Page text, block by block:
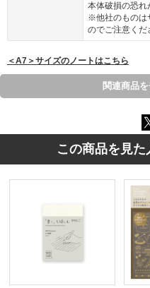
本体破損の恐れ
※他社のものは
のでご注意くだ
＜A7＞サイズのノートはこちら
関連商品
この商品を見